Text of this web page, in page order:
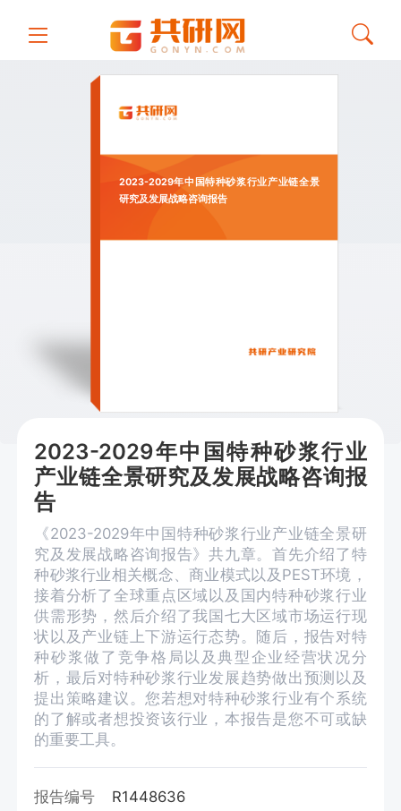
2023-2029年中国特种砂浆行业产业链全景
研究及发展战略咨询报告
2023-2029年中国特种砂浆行业
产业链全景研究及发展战略咨询报
告
《2023-2029年中国特种砂浆行业产业链全景研
究及发展战略咨询报告》共九章。首先介绍了特
种砂浆行业相关概念、商业模式以及PEST环境，
接着分析了全球重点区域以及国内特种砂浆行业
供需形势，然后介绍了我国七大区域市场运行现
状以及产业链上下游运行态势。随后，报告对特
种砂浆做了竞争格局以及典型企业经营状况分
析，最后对特种砂浆行业发展趋势做出预测以及
提出策略建议。您若想对特种砂浆行业有个系统
的了解或者想投资该行业，本报告是您不可或缺
的重要工具。
报告编号 R1448636